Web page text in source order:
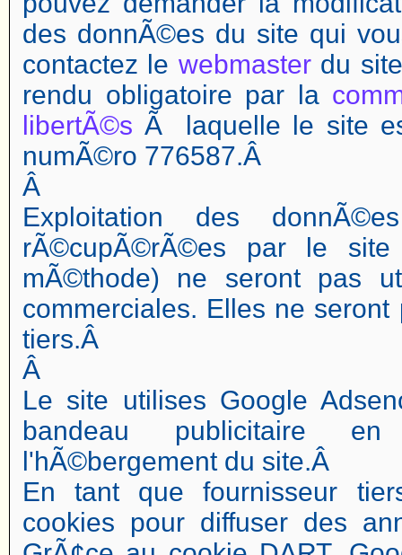
des donnÃ©es du site qui
contactez le webmasterdu
rendu obligatoire par la
libertÃ©s Ã laquelle le site
numÃ©ro 776587.Â
Â
Exploitation des
rÃ©cupÃ©rÃ©es par le
mÃ©thode) ne seront pas
commerciales. Elles ne
tiers.Â
Â
Le site utilises Google
bandeau publicitaire
l'hÃ©bergement du site.Â
En tant que fournisseur
cookies pour diffuser des